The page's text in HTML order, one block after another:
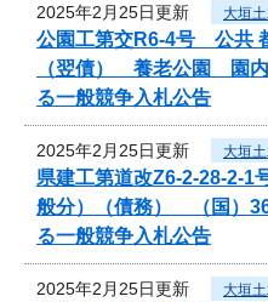
2025年2月25日更新 大垣
公園工第交R6-4号 公共
（翌債） 養老公園 園
る一般競争入札公告
2025年2月25日更新 大垣
県建工第道改Z6-2-28-2-
般分）（債務） （国）
る一般競争入札公告
2025年2月25日更新 大垣